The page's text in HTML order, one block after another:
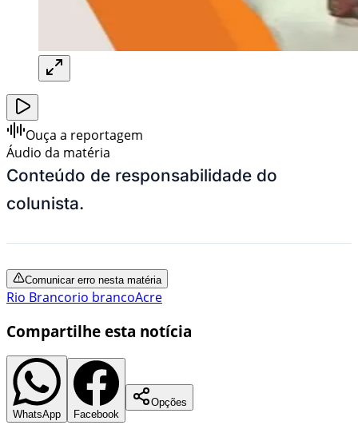
Ouça a reportagem
Áudio da matéria
Conteúdo de responsabilidade do
colunista.
Comunicar erro nesta matéria
Rio Brancorio brancoAcre
Compartilhe esta notícia
WhatsApp Facebook
Opções